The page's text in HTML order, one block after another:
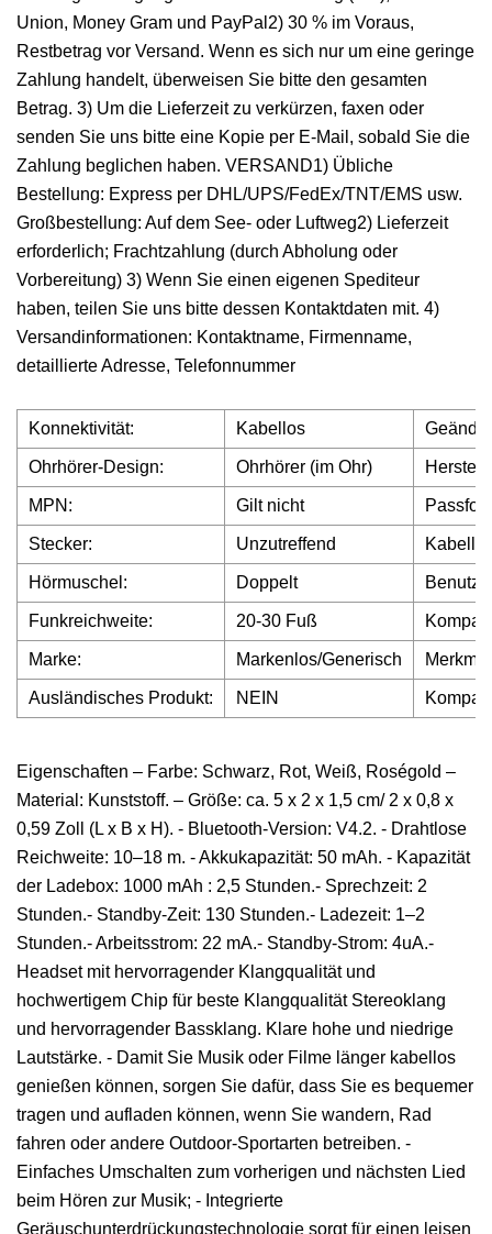
Union, Money Gram und PayPal2) 30 % im Voraus,
Restbetrag vor Versand. Wenn es sich nur um eine geringe
Zahlung handelt, überweisen Sie bitte den gesamten
Betrag. 3) Um die Lieferzeit zu verkürzen, faxen oder
senden Sie uns bitte eine Kopie per E-Mail, sobald Sie die
Zahlung beglichen haben. VERSAND1) Übliche
Bestellung: Express per DHL/UPS/FedEx/TNT/EMS usw.
Großbestellung: Auf dem See- oder Luftweg2) Lieferzeit
erforderlich; Frachtzahlung (durch Abholung oder
Vorbereitung) 3) Wenn Sie einen eigenen Spediteur
haben, teilen Sie uns bitte dessen Kontaktdaten mit. 4)
Versandinformationen: Kontaktname, Firmenname,
detaillierte Adresse, Telefonnummer
Konnektivität: Kabellos
Ohrhörer-Design: Ohrhörer (im Ohr)
MPN: Gilt nicht
Stecker: Unzutreffend
Hörmuschel: Doppelt
Funkreichweite: 20-30 Fuß
Marke: Markenlos/Generisch
Ausländisches Produkt: NEIN
Eigenschaften – Farbe: Schwarz, Rot, Weiß, Roségold –
Material: Kunststoff. – Größe: ca. 5 x 2 x 1,5 cm/ 2 x 0,8 x
0,59 Zoll (L x B x H). - Bluetooth-Version: V4.2. - Drahtlose
Reichweite: 10–18 m. - Akkukapazität: 50 mAh. - Kapazität
der Ladebox: 1000 mAh : 2,5 Stunden.- Sprechzeit: 2
Stunden.- Standby-Zeit: 130 Stunden.- Ladezeit: 1–2
Stunden.- Arbeitsstrom: 22 mA.- Standby-Strom: 4uA.-
Headset mit hervorragender Klangqualität und
hochwertigem Chip für beste Klangqualität Stereoklang
und hervorragender Bassklang. Klare hohe und niedrige
Lautstärke. - Damit Sie Musik oder Filme länger kabellos
genießen können, sorgen Sie dafür, dass Sie es bequemer
tragen und aufladen können, wenn Sie wandern, Rad
fahren oder andere Outdoor-Sportarten betreiben. -
Einfaches Umschalten zum vorherigen und nächsten Lied
beim Hören zur Musik; - Integrierte
Geräuschunterdrückungstechnologie sorgt für einen leisen